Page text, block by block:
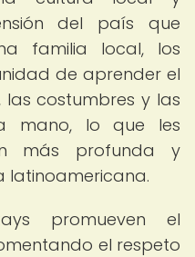
del país que
familia local, los
de aprender el
costumbres y las
mano, lo que les
más profunda y
latinoamericana.
promueven el
el respeto